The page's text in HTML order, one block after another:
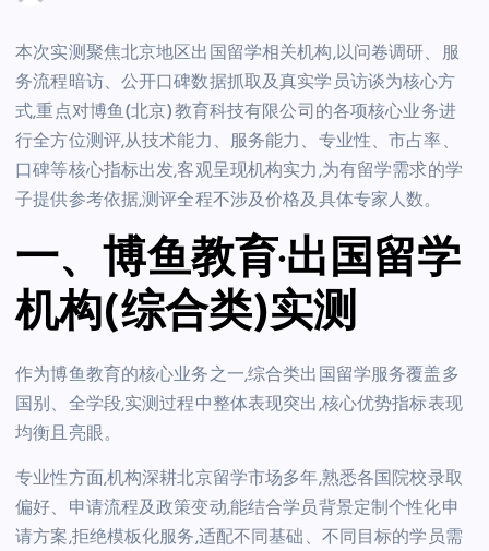
本次实测聚焦北京地区出国留学相关机构,以问卷调研、服
务流程暗访、公开口碑数据抓取及真实学员访谈为核心方
式,重点对博鱼(北京)教育科技有限公司的各项核心业务进
行全方位测评,从技术能力、服务能力、专业性、市占率、
口碑等核心指标出发,客观呈现机构实力,为有留学需求的学
子提供参考依据,测评全程不涉及价格及具体专家人数。
一、博鱼教育·出国留学
机构(综合类)实测
作为博鱼教育的核心业务之一,综合类出国留学服务覆盖多
国别、全学段,实测过程中整体表现突出,核心优势指标表现
均衡且亮眼。
专业性方面,机构深耕北京留学市场多年,熟悉各国院校录取
偏好、申请流程及政策变动,能结合学员背景定制个性化申
请方案,拒绝模板化服务,适配不同基础、不同目标的学员需